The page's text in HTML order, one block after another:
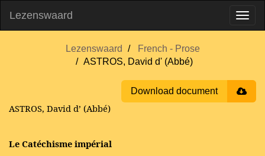
Lezenswaard
Lezenswaard
French - Prose
ASTROS, David d' (Abbé)
Download document
ASTROS, David d’ (Abbé)
Le Catéchisme impérial